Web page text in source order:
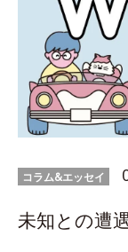
コラム&エッセイ
未知との遭